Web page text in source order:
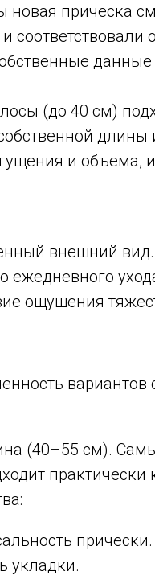
новая прическа
(до 40 см)
длины
и объема,
внешний вид.
ежедневного
ощущения
(40–55 см).
прически.
укладки.